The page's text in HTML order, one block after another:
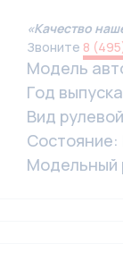
«Качество
Звоните 8
Модель
Год
Вид
Состояние:
Модельный